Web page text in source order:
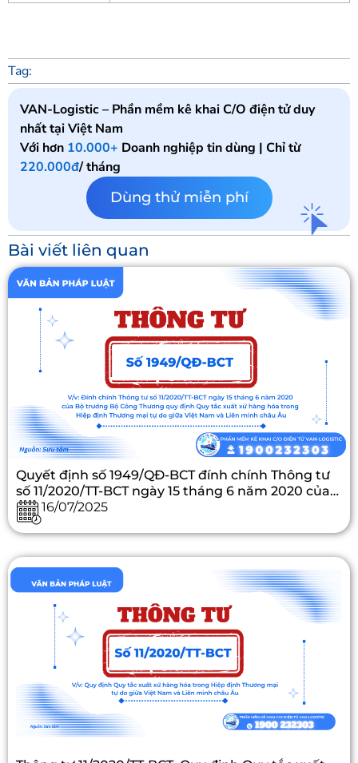
Tag:
VAN-Logistic – Phần mềm kê khai C/O điện tử duy
nhất tại Việt Nam
Với hơn 10.000+ Doanh nghiệp tin dùng | Chỉ từ
220.000đ/ tháng
Dùng thử miễn phí
Bài viết liên quan
Quyết định số 1949/QĐ-BCT đính chính Thông tư
số 11/2020/TT-BCT ngày 15 tháng 6 năm 2020 của
Bộ trưởng Bộ Công Thương quy định Quy tắc xuất
xứ hàng hóa trong Hiệp định Thương mại tự do
giữa Việt Nam và Liên minh châu Âu
16/07/2025